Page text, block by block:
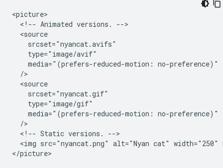
<picture>
  <!-- Animated versions. -->
  <source
    srcset="nyancat.avifs"
    type="image/avif"
    media="(prefers-reduced-motion: no-preference)"
  />
  <source
    srcset="nyancat.gif"
    type="image/gif"
    media="(prefers-reduced-motion: no-preference)"
  />
  <!-- Static versions. -->
<img src="nyancat.png" alt="Nyan cat" width="250"